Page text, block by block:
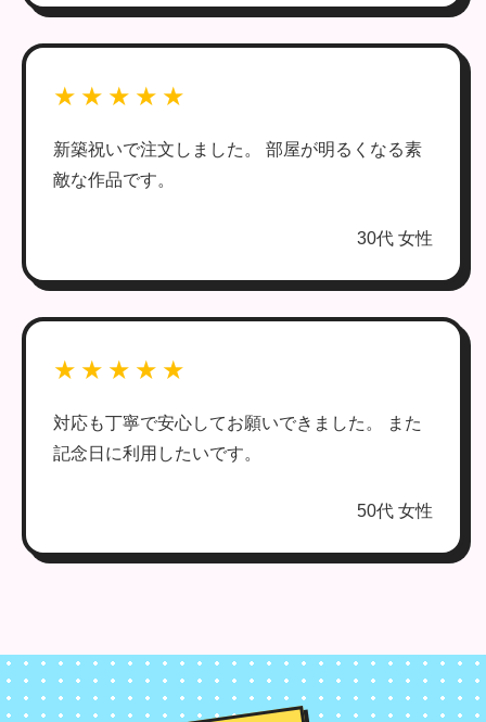
★★★★★
新築祝いで注文しました。 部屋が明るくなる素
敵な作品です。
30代 女性
★★★★★
対応も丁寧で安心してお願いできました。 また
記念日に利用したいです。
50代 女性